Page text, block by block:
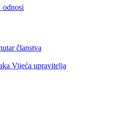
odnosi
članstva
Vijeća upravitelja